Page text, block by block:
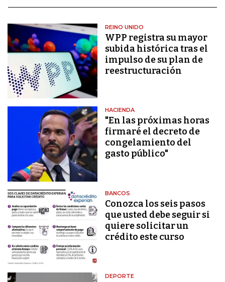
REINO UNIDO
WPP registra su mayor
subida histórica tras el
impulso de su plan de
reestructuración
HACIENDA
"En las próximas horas
firmaré el decreto de
congelamiento del
gasto público"
BANCOS
Conozca los seis pasos
que usted debe seguir si
quiere solicitar un
crédito este curso
DEPORTE